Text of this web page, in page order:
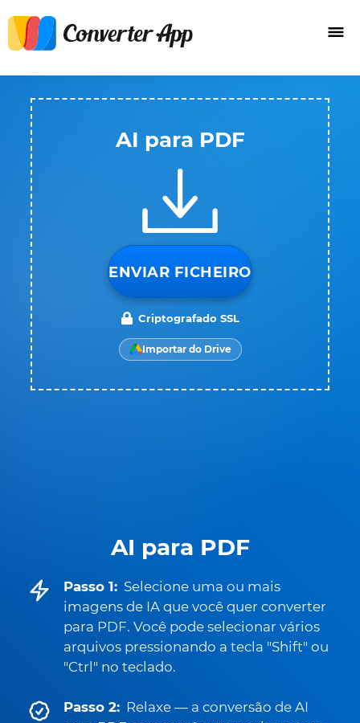
AI para PDF
Passo 1: Selecione uma ou mais
imagens de IA que você quer converter
para PDF. Você pode selecionar vários
arquivos pressionando a tecla "Shift" ou
"Ctrl" no teclado.
Passo 2: Relaxe — a conversão de AI
AI para PDF
ENVIAR FICHEIRO
Criptografado SSL
Importar do Drive